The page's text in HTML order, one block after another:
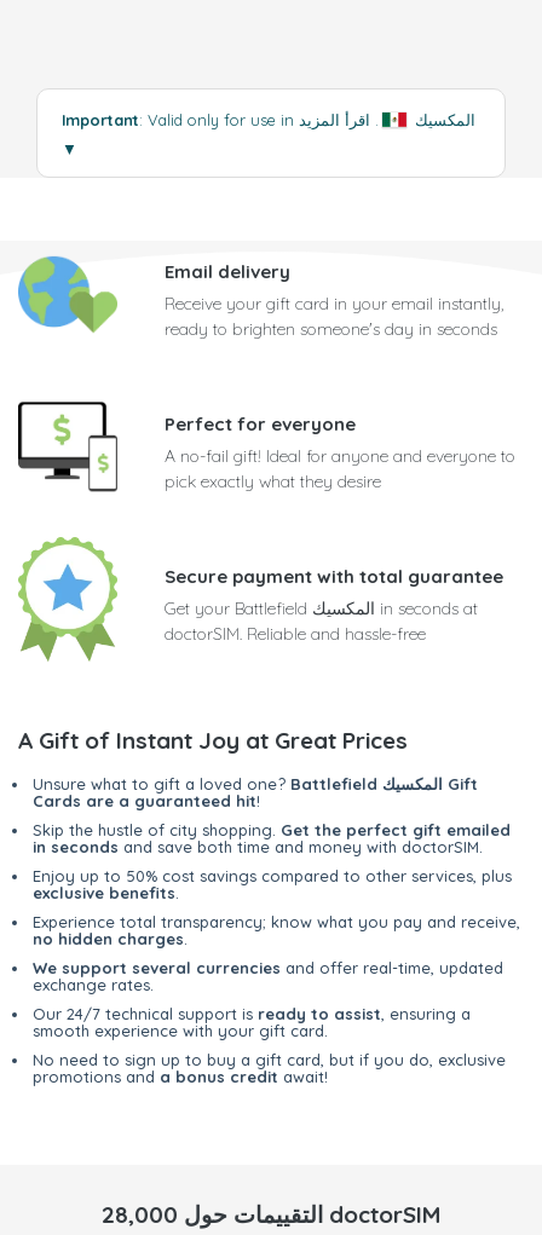
Important : Valid only for use in المكسيك
اقرأ المزيد
▼
Email delivery
Receive your gift card in your email instantly,
ready to brighten someone's day in seconds
Perfect for everyone
A no-fail gift! Ideal for anyone and everyone to
pick exactly what they desire
Secure payment with total guarantee
Get your Battlefield المكسيك in seconds at
doctorSIM. Reliable and hassle-free
A Gift of Instant Joy at Great Prices
Unsure what to gift a loved one? Battlefield المكسيك Gift
Cards are a guaranteed hit!
Skip the hustle of city shopping. Get the perfect gift emailed
in seconds and save both time and money with doctorSIM.
Enjoy up to 50% cost savings compared to other services, plus
exclusive benefits
Experience total transparency; know what you pay and receive,
no hidden charges
We support several currencies and offer real-time, updated
exchange rates.
Our 24/7 technical support is ready to assist , ensuring a
smooth experience with your gift card.
No need to sign up to buy a gift card, but if you do, exclusive
promotions and a bonus credit await!
28,000 التقييمات حول doctorSIM